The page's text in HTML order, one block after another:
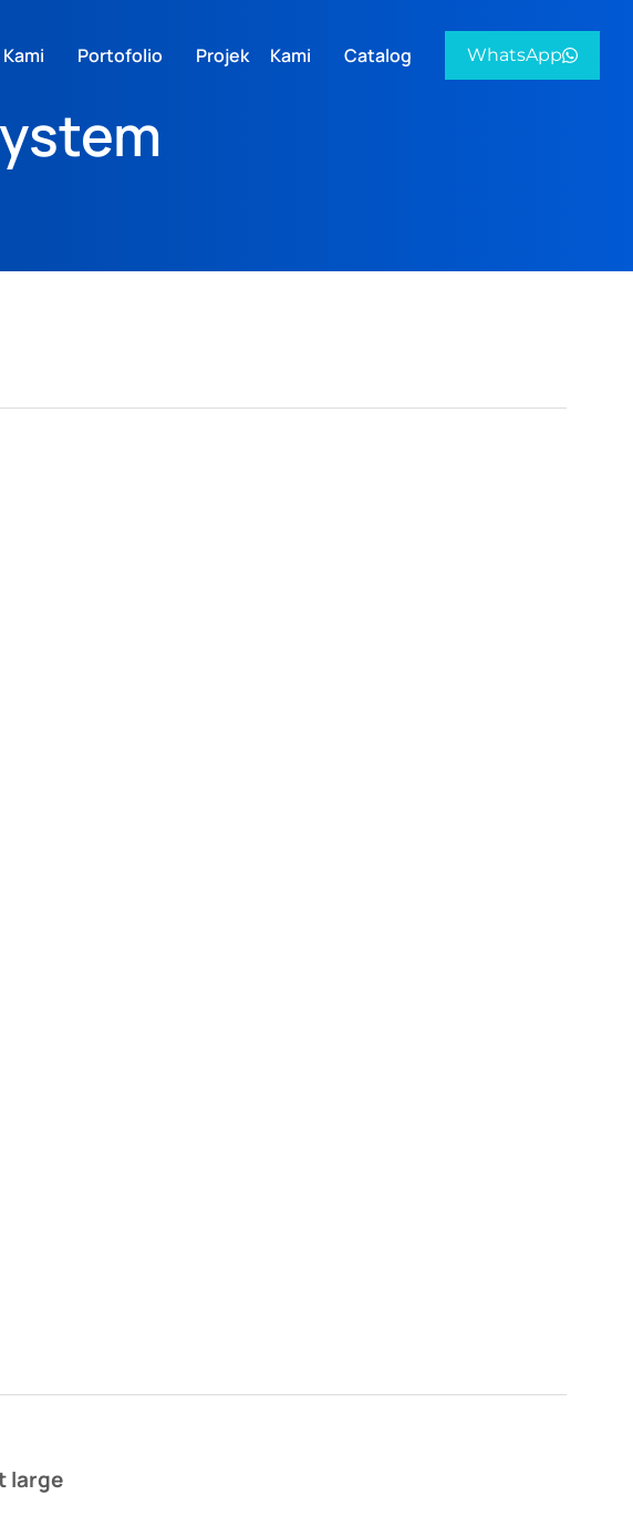
Portofolio Projek Kami Catalog WhatsApp
large